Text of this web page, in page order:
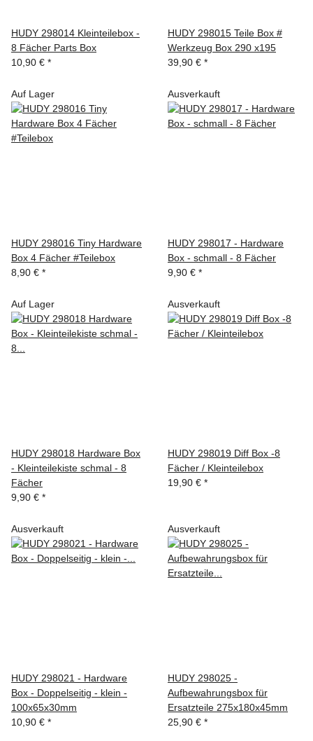
HUDY 298014 Kleinteilebox -
8 Fächer Parts Box
10,90 € *
HUDY 298015 Teile Box #
Werkzeug Box 290 x195
39,90 € *
Auf Lager
HUDY 298016 Tiny Hardware
Box 4 Fächer #Teilebox
8,90 € *
Ausverkauft
HUDY 298017 - Hardware
Box - schmall - 8 Fächer
9,90 € *
Auf Lager
HUDY 298018 Hardware Box
- Kleinteilekiste schmal - 8
Fächer
9,90 € *
Ausverkauft
HUDY 298019 Diff Box -8
Fächer / Kleinteilebox
19,90 € *
Ausverkauft
HUDY 298021 - Hardware
Box - Doppelseitig - klein -
100x65x30mm
10,90 € *
Ausverkauft
HUDY 298025 -
Aufbewahrungsbox für
Ersatzteile 275x180x45mm
25,90 € *